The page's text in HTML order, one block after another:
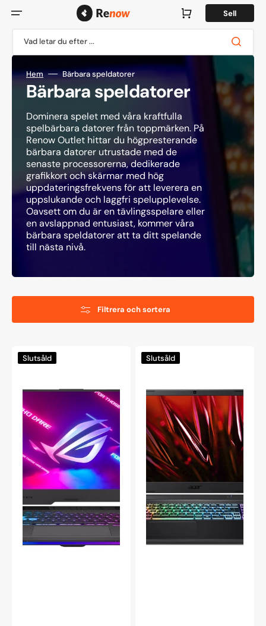
innehåll
Vad letar du efter ...
Varukorg Sell
Hem Bärbara speldatorer
Kollektion:
Bärbara speldatorer
Dominera spelet med våra kraftfulla
spelbärbara datorer från toppmärken. På
Renow Outlet hittar du högpresterande
bärbara datorer utrustade med de
senaste processorerna, dedikerade
grafikkort och skärmar med hög
uppdateringsfrekvens för att leverera en
uppslukande och laggfri spelupplevelse.
Oavsett om du är en tävlingsspelare eller
en avslappnad entusiast, kommer våra
bärbara speldatorer att ta ditt spelande
till nästa nivå.
Filtrera och sortera
Asus
ROG
G15
Gaming
Laptop
Slutsåld
Acer
Nitro
AN517-
spelbärbar
dator
Slutsåld